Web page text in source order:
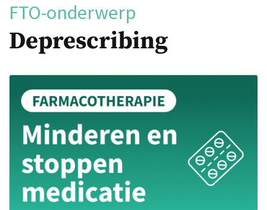
FTO-onderwerp
Deprescribing